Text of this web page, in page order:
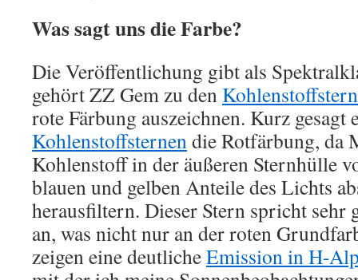
Was sagt uns die Farbe?
Die Veröffentlichung gibt als
gehört ZZ Gem zu den
rote Färbung auszeichnen. Kurz gesagt
Kohlenstoffsternendie Rotfärbung, da
Kohlenstoff in der äußeren Sternhülle
blauen und gelben Anteile des Lichts
herausfiltern. Dieser Stern spricht
an, was nicht nur an der roten
zeigen eine deutlicheEmission in H-